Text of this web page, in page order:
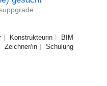
Konstrukteurin
BIM
Zeichner/in
Schulung